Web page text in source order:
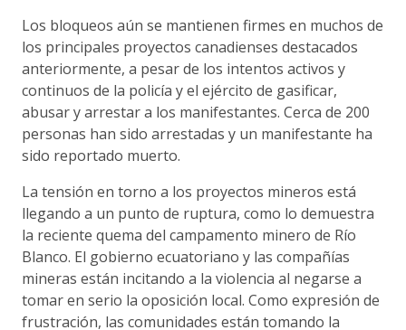
Los bloqueos aún se mantienen firmes en muchos de
los principales proyectos canadienses destacados
anteriormente, a pesar de los intentos activos y
continuos de la policía y el ejército de gasificar,
abusar y arrestar a los manifestantes. Cerca de 200
personas han sido arrestadas y un manifestante ha
sido reportado muerto.
La tensión en torno a los proyectos mineros está
llegando a un punto de ruptura, como lo demuestra
la reciente quema del campamento minero de Río
Blanco. El gobierno ecuatoriano y las compañías
mineras están incitando a la violencia al negarse a
tomar en serio la oposición local. Como expresión de
frustración, las comunidades están tomando la